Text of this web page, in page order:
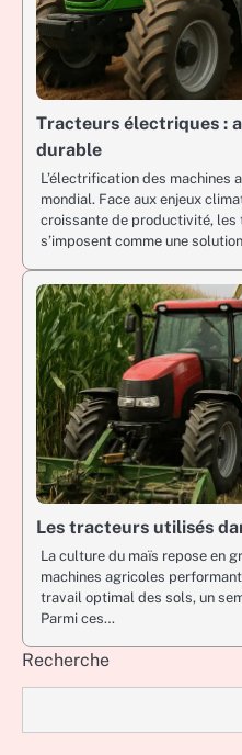
Tracteurs électriques :
durable
L’électrification des machines
mondial. Face aux enjeux
croissante de productivité,
s’imposent comme une
Les tracteurs utilisés
La culture du maïs repose en
machines agricoles
travail optimal des sols, un
Parmi ces…
Recherche